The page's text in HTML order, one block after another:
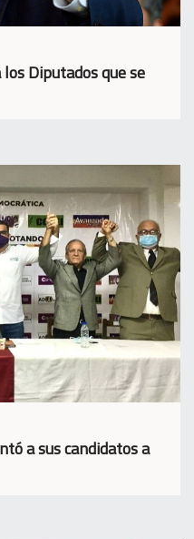
Diputados que se
a sus candidatos a